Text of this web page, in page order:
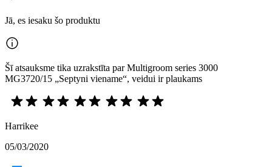
Jā, es iesaku šo produktu
Šī atsauksme tika uzrakstīta par Multigroom series 3000
MG3720/15 „Septyni viename“, veidui ir plaukams
Harrikee
05/03/2020